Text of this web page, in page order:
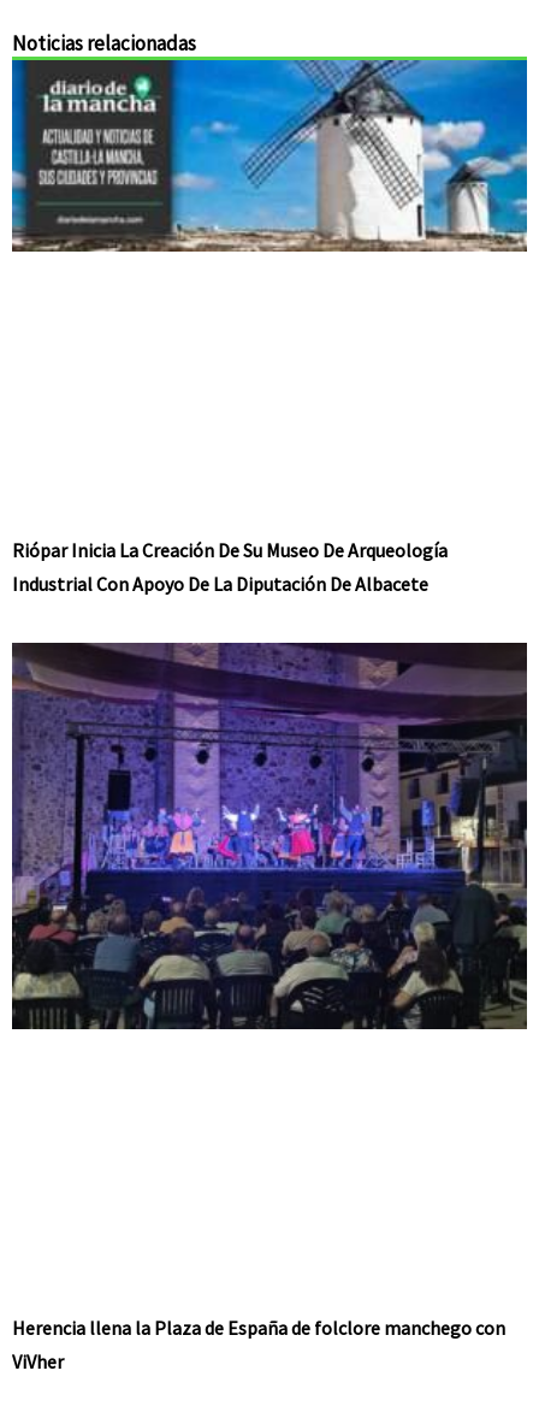
Noticias relacionadas
Riópar Inicia La Creación De Su Museo De Arqueología
Industrial Con Apoyo De La Diputación De Albacete
Herencia llena la Plaza de España de folclore manchego con
ViVher